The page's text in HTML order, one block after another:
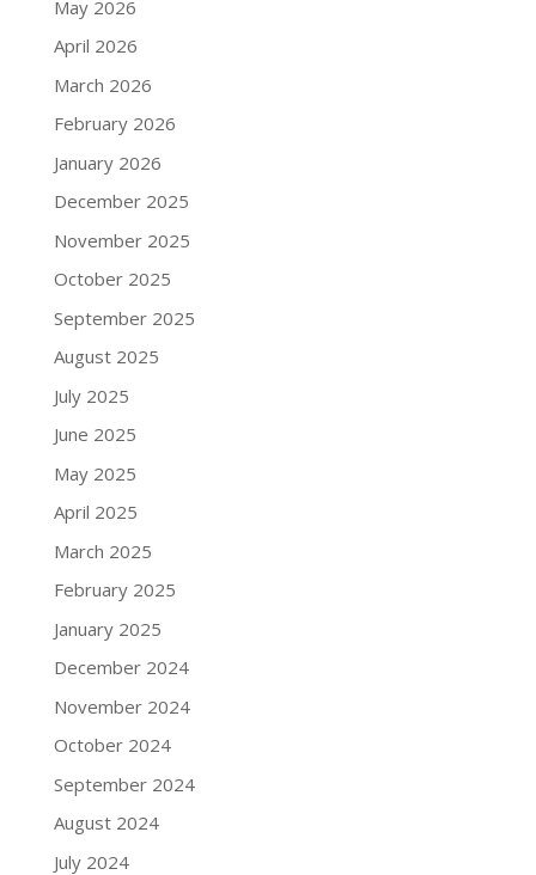
May 2026
April 2026
March 2026
February 2026
January 2026
December 2025
November 2025
October 2025
September 2025
August 2025
July 2025
June 2025
May 2025
April 2025
March 2025
February 2025
January 2025
December 2024
November 2024
October 2024
September 2024
August 2024
July 2024